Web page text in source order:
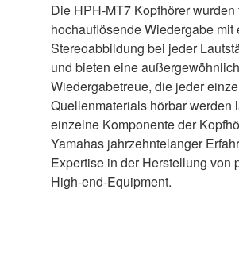
Die HPH-MT7 Kopfhörer
hochauflösende Wiedergabe mit
Stereoabbildung bei jeder
und bieten eine
Wiedergabetreue, die jeder
Quellenmaterials hörbar werden
einzelne Komponente der
Yamahas jahrzehntelanger
Expertise in der Herstellung von
High-end-Equipment.